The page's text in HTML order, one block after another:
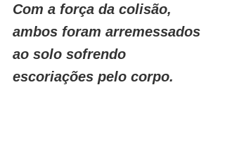
Com a força da colisão,
ambos foram arremessados
ao solo sofrendo
escoriações pelo corpo.